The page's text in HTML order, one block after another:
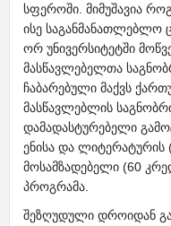
სფეროში. მიმუშავია
ისე საგანმანათლებლო
ორ უნივერსიტეტში
მასწავლებელთა
ჩაბარებული მაქვს
მასწავლებლის
დამადასტურებელი
ენისა და ლიტერატურის
მოსამზადებელი (60
პროგრამა.
შეზღუდული დროიდან